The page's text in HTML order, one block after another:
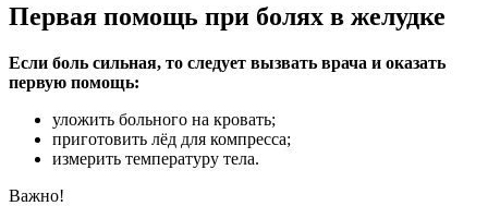
Первая помощь при болях в желудке
Если боль сильная, то следует вызвать врача и оказать
первую помощь:
уложить больного на кровать;
приготовить лёд для компресса;
измерить температуру тела.
Важно!